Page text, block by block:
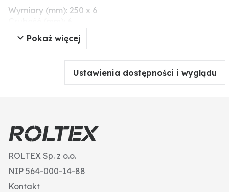
Wymiary (mm): 250 x 6
Szerokość robocza (mm): 250
Wskazówki montażowe: Die Schrauben und Mutter
dieses das Verschleißteil beschädigen kann
(Spannungsrisse).
Pokaż więcej
Ustawienia dostępności i wyglądu
ROLTEX Sp. z o.o.
NIP 564-000-14-88
Kontakt